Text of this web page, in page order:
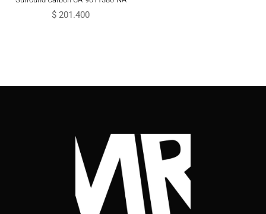
$ 201.400